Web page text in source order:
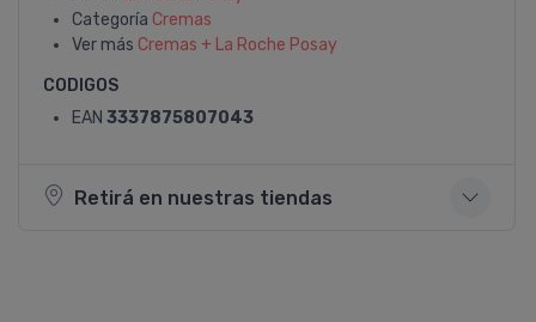
Categoría Cremas
Ver más Cremas + La Roche Posay
CODIGOS
EAN 3337875807043
Retirá en nuestras tiendas